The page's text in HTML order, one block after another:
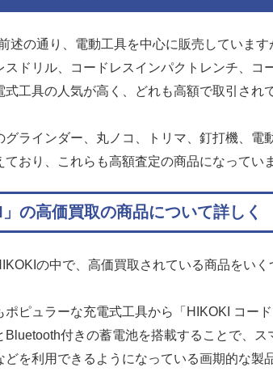
述の通り、電動工具を中心に販売していま
スドリル、コードレスインパクトレンチ、
式工具の人気が高く、どれも高額で取引され
グラインダー、丸ノコ、トリマ、釘打機、電
ており、これらも高額査定の商品になってい
」の高価買取の商品について詳しく
の中で、高価買取されている商品をいく
ポピュラーな充電式工具から「HIKOKI コー
Bluetooth付きの蓄電池を搭載することで、
どを利用できるようになっている画期的な製